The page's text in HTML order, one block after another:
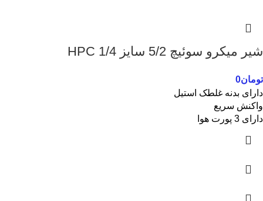
شیر میکرو سوئیچ 5/2 سایز 1/4 HPC
تومان0
دارای بدنه غلطک استیل
واکنش سریع
دارای 3 پورت هوا